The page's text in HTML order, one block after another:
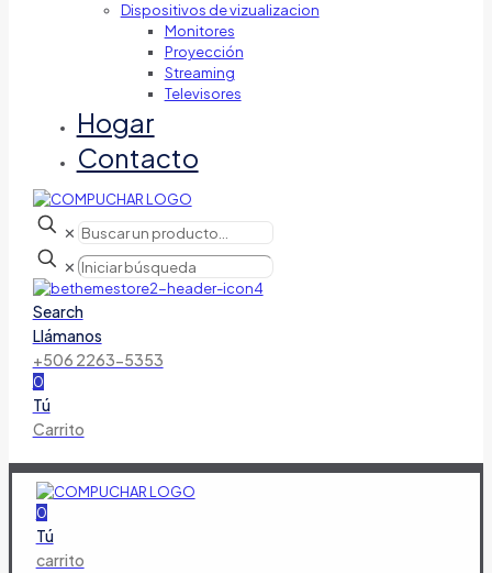
Dispositivos de vizualizacion
Monitores
Proyección
Streaming
Televisores
Hogar
Contacto
✕
✕
Search
Llámanos
+506 2263-5353
0
Tú
Carrito
0
Tú
carrito